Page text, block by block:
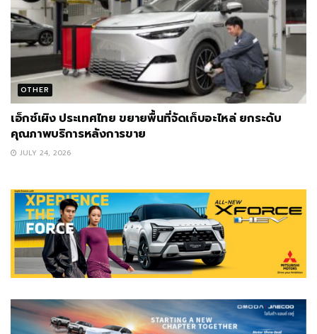
OTHER
เอ็กซ์เผิง ประเทศไทย ขยายพื้นที่จัดเก็บอะไหล่ ยกระดับ
คุณภาพบริการหลังการขาย
JULY 24, 2026